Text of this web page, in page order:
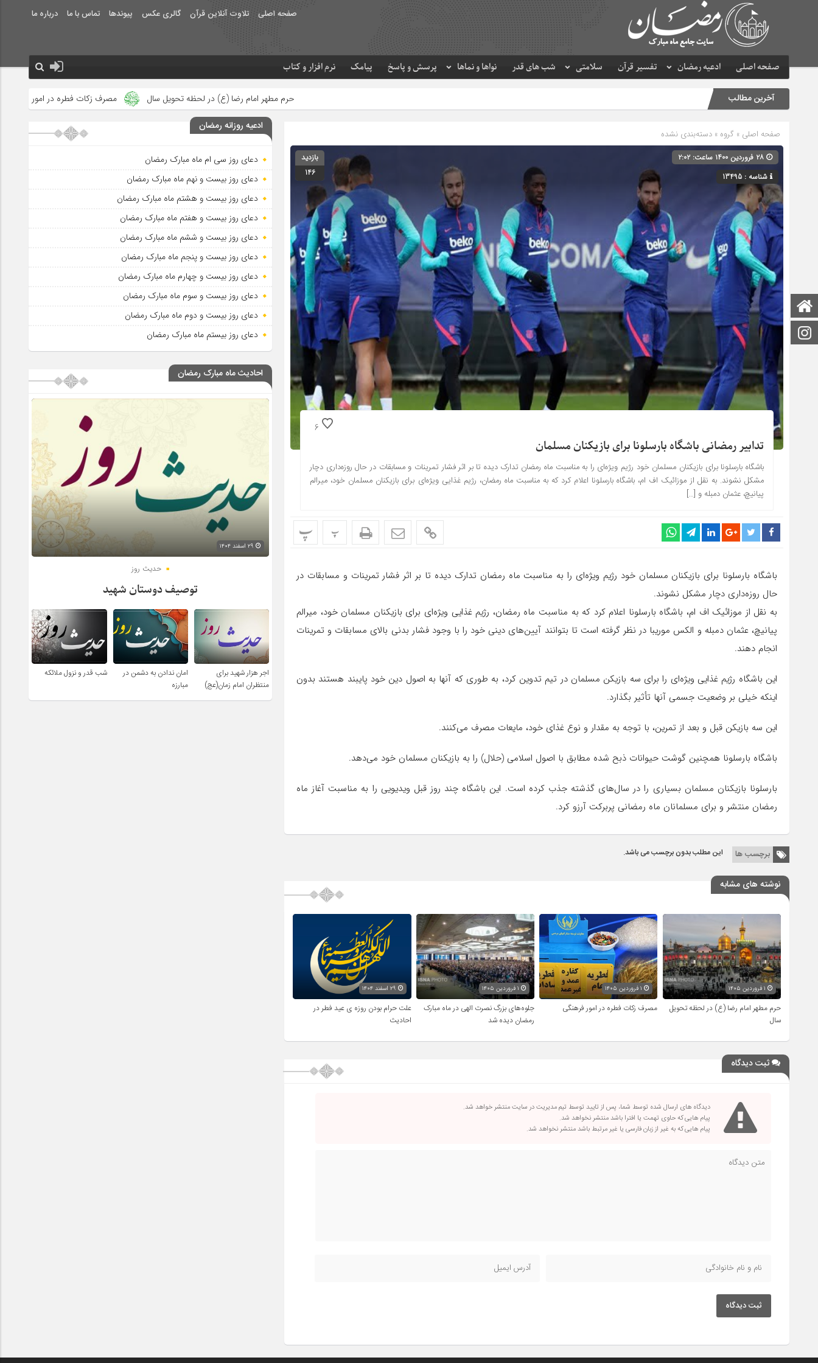
صفحه اصلی تلاوت آنلاین قرآن گالری عکس پیوندها تماس با ما درباره ما
صفحه اصلی ادعیه رمضان تفسیر قرآن سلامتی شب های قدر نواها و نماها پرسش و پاسخ پیامک نرم افزار و کتاب
صفحه اصلی
اینستاگرام
آخرین مطالب حرم مطهر امام رضا (ع) در لحظه تحویل سال مصرف زکات فطره در امور فرهنگی جلوه‌های بزرگ
صفحه اصلی » گروه » دسته‌بندی نشده
شناسه : 13495
بازدید
146
6
تدابیر رمضانی باشگاه بارسلونا برای بازیکنان مسلمان
باشگاه بارسلونا برای بازیکنان مسلمان خود رژیم ویژه‌ای را به مناسبت ماه رمضان تدارک دیده تا بر اثر فشار تمرینات و مسابقات در حال روزه‌داری دچار
مشکل نشوند. به نقل از موزائیک اف ام، باشگاه بارسلونا اعلام کرد که به مناسبت ماه رمضان، رژیم غذایی ویژه‌ای برای بازیکنان مسلمان خود، میرالم
پیانیچ، عثمان دمبله و […]
پ پ
باشگاه بارسلونا برای بازیکنان مسلمان خود رژیم ویژه‌ای را به مناسبت ماه رمضان تدارک دیده تا بر اثر فشار تمرینات و مسابقات در
حال روزه‌داری دچار مشکل نشوند.
به نقل از موزائیک اف ام، باشگاه بارسلونا اعلام کرد که به مناسبت ماه رمضان، رژیم غذایی ویژه‌ای برای بازیکنان مسلمان خود، میرالم
پیانیچ، عثمان دمبله و الکس موریبا در نظر گرفته است تا بتوانند آیین‌های دینی خود را با وجود فشار بدنی بالای مسابقات و تمرینات
انجام دهند.
این باشگاه رژیم غذایی ویژه‌ای را برای سه بازیکن مسلمان در تیم تدوین کرد، به طوری که آنها به اصول دین خود پایبند هستند بدون
اینکه خیلی بر وضعیت جسمی آنها تأثیر بگذارد.
این سه بازیکن قبل و بعد از تمرین، با توجه به مقدار و نوع غذای خود، مایعات مصرف می‌کنند.
باشگاه بارسلونا همچنین گوشت حیوانات ذبح شده مطابق با اصول اسلامی (حلال) را به بازیکنان مسلمان خود می‌دهد.
بارسلونا بازیکنان مسلمان بسیاری را در سال‌های گذشته جذب کرده است. این باشگاه چند روز قبل ویدیویی را به مناسبت آغاز ماه
رمضان منتشر و برای مسلمانان ماه رمضانی پربرکت آرزو کرد.
برچسب ها این مطلب بدون برچسب می باشد.
نوشته های مشابه
حرم مطهر امام رضا (ع) در لحظه تحویل
سال
۱ فروردین ۱۴۰۵
مصرف زکات فطره در امور فرهنگی
جلوه‌های بزرگ نصرت الهی در ماه مبارک
رمضان دیده شد
علت حرام بودن روزه ی عید فطر در
احادیث
ثبت دیدگاه
دیدگاه های ارسال شده توسط شما، پس از تایید توسط تیم مدیریت در سایت منتشر خواهد شد.
پیام هایی که حاوی تهمت یا افترا باشد منتشر نخواهد شد.
پیام هایی که به غیر از زبان فارسی یا غیر مرتبط باشد منتشر نخواهد شد.
ثبت دیدگاه
ادعیه روزانه رمضان
دعای روز سی ام ماه مبارک رمضان
دعای روز بیست و نهم ماه مبارک رمضان
دعای روز بیست و هشتم ماه مبارک رمضان
دعای روز بیست و هفتم ماه مبارک رمضان
دعای روز بیست و ششم ماه مبارک رمضان
دعای روز بیست و پنجم ماه مبارک رمضان
دعای روز بیست و چهارم ماه مبارک رمضان
دعای روز بیست و سوم ماه مبارک رمضان
دعای روز بیست و دوم ماه مبارک رمضان
دعای روز بیستم ماه مبارک رمضان
احادیث ماه مبارک رمضان
حدیث روز
توصیف دوستان شهید
اجر هزار شهید برای
منتظران امام زمان(عج)
امان ندادن به دشمن در
مبارزه
شب قدر و نزول ملائکه